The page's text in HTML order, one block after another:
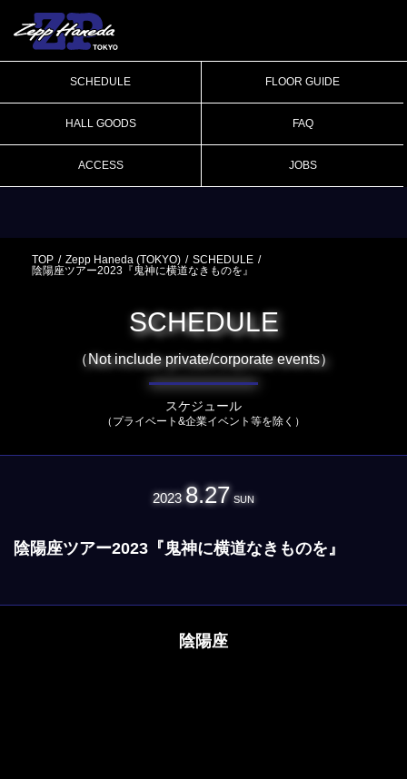
SCHEDULE FLOOR GUIDE
HALL GOODS FAQ
ACCESS JOBS
TOP Zepp Haneda (TOKYO)
SCHEDULE
陰陽座ツアー2023『鬼神に横道なきものを』
SCHEDULE
（Not include private/corporate events）
スケジュール
（プライベート&企業イベント等を除く）
2023 8.27 SUN
陰陽座ツアー2023『鬼神に横道なきものを』
陰陽座